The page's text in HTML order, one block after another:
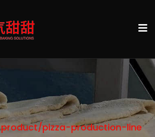
product/pizza-production-line